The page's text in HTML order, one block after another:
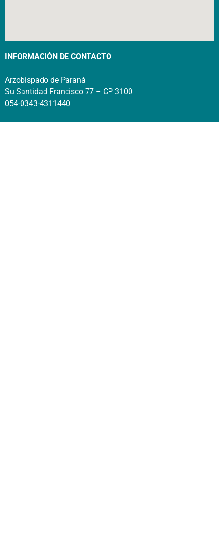
INFORMACIÓN DE CONTACTO
Arzobispado de Paraná
Su Santidad Francisco 77 – CP 3100
054-0343-4311440